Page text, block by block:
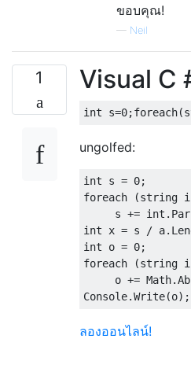
ขอบคุณ!
— Neil
1 Visual C
ungolfed:
int s = 0;
foreach
s +=
int x = s /
int o = 0;
foreach (string
o +=
ลองออนไลน์!